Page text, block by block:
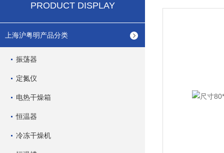
PRODUCT DISPLAY
上海沪粤明产品分类
振荡器
定氮仪
电热干燥箱
恒温器
冷冻干燥机